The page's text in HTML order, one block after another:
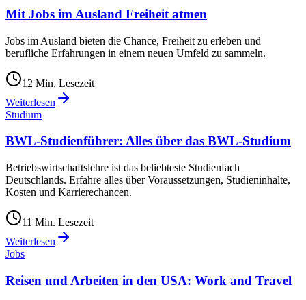
Mit Jobs im Ausland Freiheit atmen
Jobs im Ausland bieten die Chance, Freiheit zu erleben und
berufliche Erfahrungen in einem neuen Umfeld zu sammeln.
12 Min. Lesezeit
Weiterlesen
Studium
BWL-Studienführer: Alles über das BWL-Studium
Betriebswirtschaftslehre ist das beliebteste Studienfach
Deutschlands. Erfahre alles über Voraussetzungen, Studieninhalte,
Kosten und Karrierechancen.
11 Min. Lesezeit
Weiterlesen
Jobs
Reisen und Arbeiten in den USA: Work and Travel